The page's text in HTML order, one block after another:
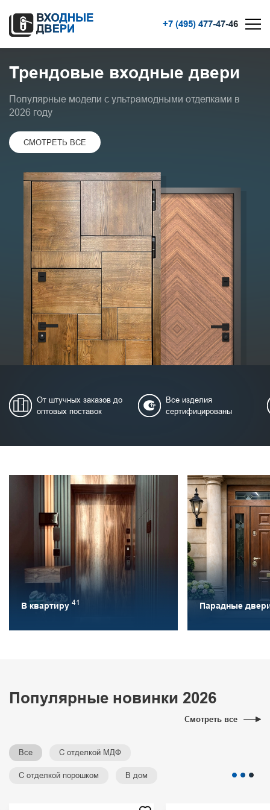
+7 (495) 477-47-46
Трендовые входные двери
Популярные модели с ультрамодными отделками в
2026 году
СМОТРЕТЬ ВСЕ
От штучных заказов до
оптовых поставок
Все изделия
сертифицированы
В квартиру 41 Парадные
Популярные новинки 2026
Смотреть все
Все С отделкой МДФ
С отделкой порошком В дом